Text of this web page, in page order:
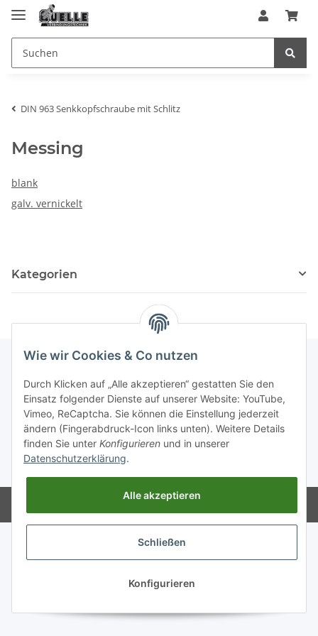
DIN 963 Senkkopfschraube mit Schlitz
Messing
blank
galv. vernickelt
Kategorien
Informationen
GESETZLICHE INFORMATIONEN
Wie wir Cookies & Co nutzen
Durch Klicken auf „Alle akzeptieren“ gestatten Sie den
Einsatz folgender Dienste auf unserer Website: YouTube,
Vimeo, ReCaptcha. Sie können die Einstellung jederzeit
ändern (Fingerabdruck-Icon links unten). Weitere Details
finden Sie unter Konfigurieren und in unserer
Datenschutzerklärung.
Alle akzeptieren
Schließen
Konfigurieren